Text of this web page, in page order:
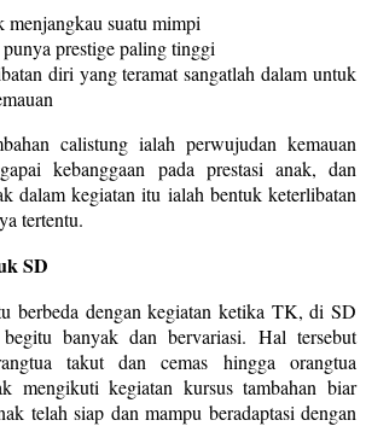
menjangkau suatu mimpi
prestige paling tinggi
diri yang teramat sangatlah dalam untuk
calistung ialah perwujudan kemauan
kebanggaan pada prestasi anak, dan
dalam kegiatan itu ialah bentuk keterlibatan
tertentu.
SD
berbeda dengan kegiatan ketika TK, di SD
banyak dan bervariasi. Hal tersebut
takut dan cemas hingga orangtua
mengikuti kegiatan kursus tambahan biar
telah siap dan mampu beradaptasi dengan